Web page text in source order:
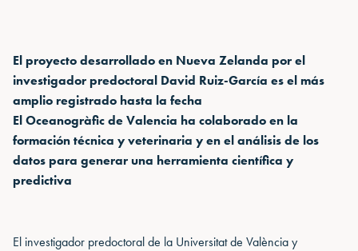
El proyecto desarrollado en Nueva Zelanda por el
investigador predoctoral David Ruiz-García es el más
amplio registrado hasta la fecha
El Oceanogràfic de Valencia ha colaborado en la
formación técnica y veterinaria y en el análisis de los
datos para generar una herramienta científica y
predictiva
El investigador predoctoral de la Universitat de València y